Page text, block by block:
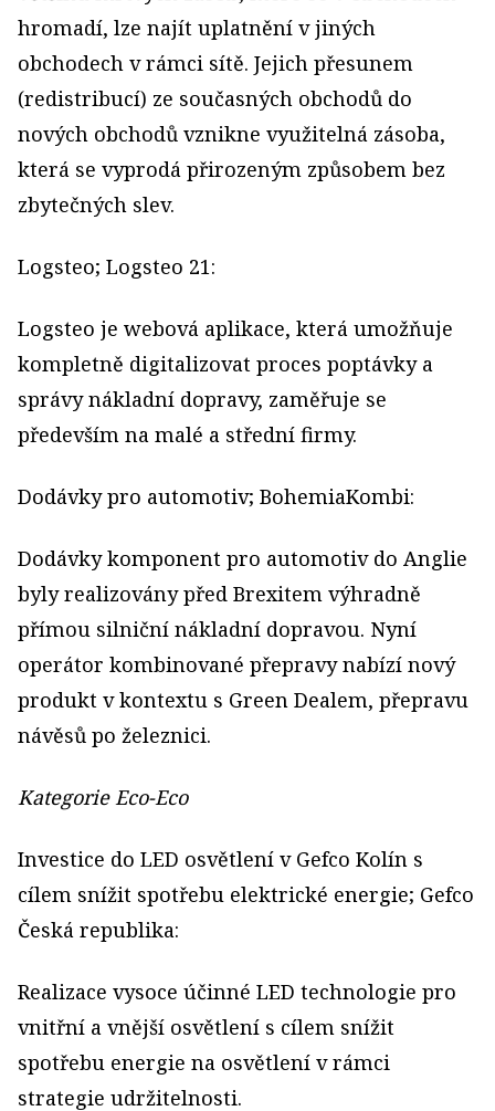
hromadí, lze najít uplatnění v jiných
obchodech v rámci sítě. Jejich přesunem
(redistribucí) ze současných obchodů do
nových obchodů vznikne využitelná zásoba,
která se vyprodá přirozeným způsobem bez
zbytečných slev.
Logsteo; Logsteo 21:
Logsteo je webová aplikace, která umožňuje
kompletně digitalizovat proces poptávky a
správy nákladní dopravy, zaměřuje se
především na malé a střední firmy.
Dodávky pro automotiv; BohemiaKombi:
Dodávky komponent pro automotiv do Anglie
byly realizovány před Brexitem výhradně
přímou silniční nákladní dopravou. Nyní
operátor kombinované přepravy nabízí nový
produkt v kontextu s Green Dealem, přepravu
návěsů po železnici.
Kategorie Eco-Eco
Investice do LED osvětlení v Gefco Kolín s
cílem snížit spotřebu elektrické energie; Gefco
Česká republika:
Realizace vysoce účinné LED technologie pro
vnitřní a vnější osvětlení s cílem snížit
spotřebu energie na osvětlení v rámci
strategie udržitelnosti.